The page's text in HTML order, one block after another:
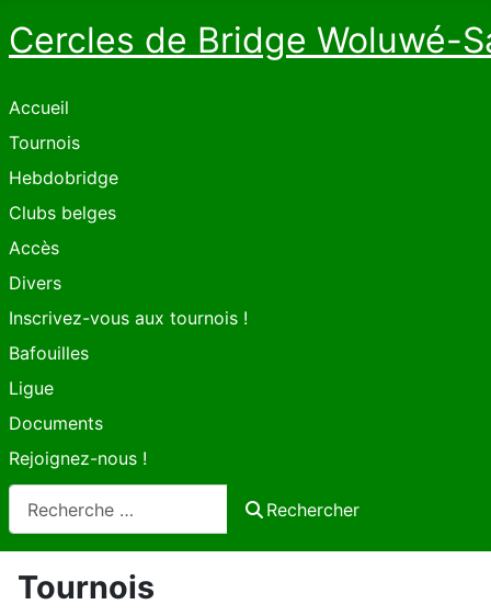
Cercles de Bridge Woluwé-
Accueil
Tournois
Hebdobridge
Clubs belges
Accès
Divers
Inscrivez-vous aux tournois !
Bafouilles
Ligue
Documents
Rejoignez-nous !
Rechercher
Tournois